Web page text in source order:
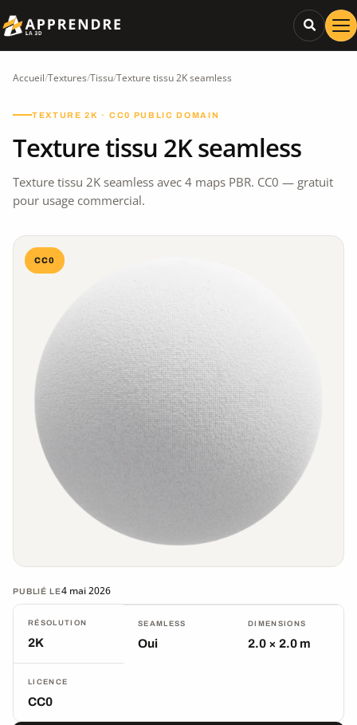
Accueil/Textures/Tissu/Texture tissu 2K seamless
TEXTURE 2K · CC0 PUBLIC DOMAIN
Texture tissu 2K seamless
Texture tissu 2K seamless avec 4 maps PBR. CC0 — gratuit
pour usage commercial.
CC0
PUBLIÉ LE4 mai 2026
RÉSOLUTION
2K
SEAMLESS
Oui
DIMENSIONS
2.0 × 2.0 m
LICENCE
CC0